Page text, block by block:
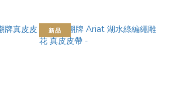
新品